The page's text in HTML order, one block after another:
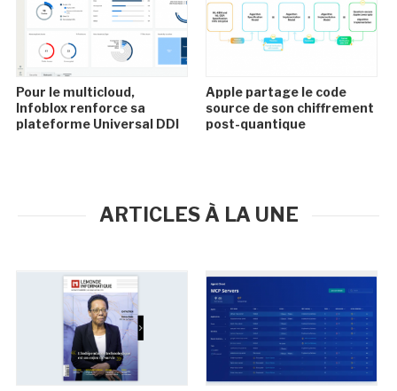
Pour le multicloud,
Infoblox renforce sa
plateforme Universal DDI
Apple partage le code
source de son chiffrement
post-quantique
ARTICLES À LA UNE